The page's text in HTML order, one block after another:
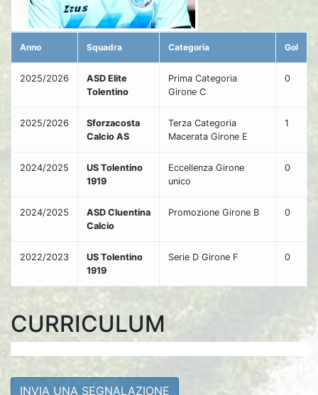
Anno Squadra Categoria Gol
2025/2026
ASD Elite
Tolentino
Prima Categoria
Girone C
0
2025/2026
Sforzacosta
Calcio AS
Terza Categoria
Macerata Girone E
1
2024/2025
US Tolentino
1919
Eccellenza Girone
unico
0
2024/2025
ASD Cluentina
Calcio
Promozione Girone B 0
2022/2023
US Tolentino
1919
Serie D Girone F 0
CURRICULUM
INVIA UNA SEGNALAZIONE